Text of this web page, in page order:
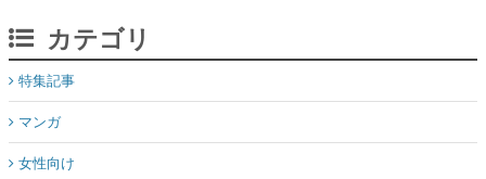
カテゴリ
特集記事
マンガ
女性向け